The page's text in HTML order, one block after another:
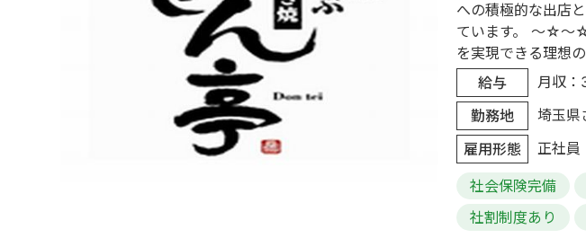
への積極的な出
ています。 ～☆
を実現できる理想
給与
月収：
勤務地
埼玉県
雇用形態
正社員
社会保険完備
社割制度あり